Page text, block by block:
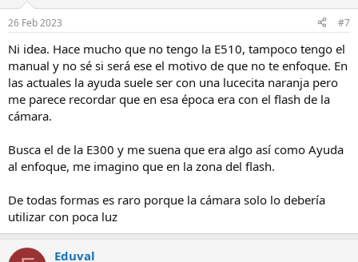
26 Feb 2023 #7
Ni idea. Hace mucho que no tengo la E510, tampoco tengo el
manual y no sé si será ese el motivo de que no te enfoque. En
las actuales la ayuda suele ser con una lucecita naranja pero
me parece recordar que en esa época era con el flash de la
cámara.
Busca el de la E300 y me suena que era algo así como Ayuda
al enfoque, me imagino que en la zona del flash.
De todas formas es raro porque la cámara solo lo debería
utilizar con poca luz
Eduval